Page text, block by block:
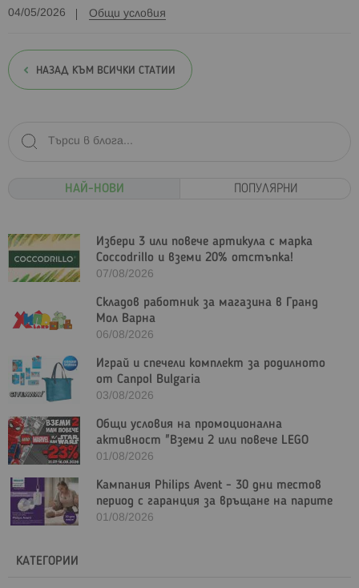
04/05/2026 Общи условия
НАЗАД КЪМ ВСИЧКИ СТАТИИ
НАЙ-НОВИ
Избери 3 или повече артикула с марка
Coccodrillo и вземи 20% отстъпка!
07/08/2026
Складов работник за магазина в Гранд
Мол Варна
06/08/2026
Играй и спечели комплект за родилното
от Canpol Bulgaria
03/08/2026
Общи условия на промоционална
активност "Вземи 2 или повече LEGO
Marvel и/или LEGO Star Wars с - 23%"
01/08/2026
Кампания Philips Avent - 30 дни тестов
период с гаранция за връщане на парите
01/08/2026
ПОПУЛЯРНИ
КАТЕГОРИИ